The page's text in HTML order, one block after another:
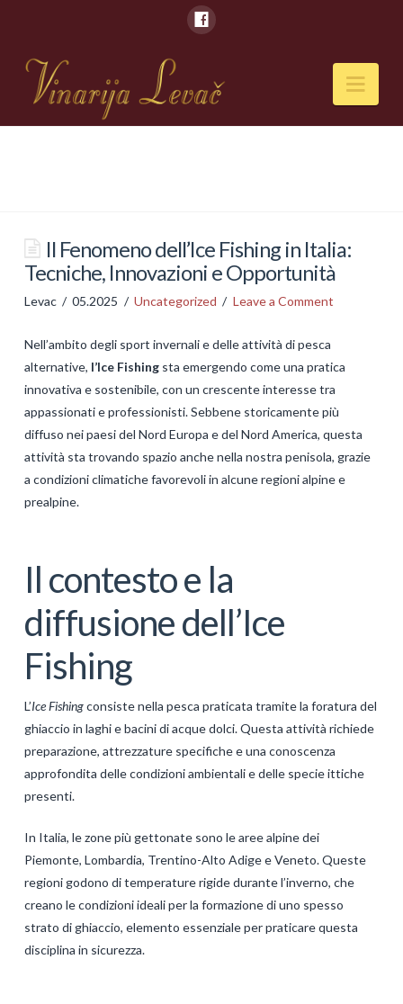
VESTI
PIĆA
Vina
GALERIJA
KONTAKT
Il Fenomeno dell’Ice Fishing in Italia:
Tecniche, Innovazioni e Opportunità
Levac 05.2025 Uncategorized Leave a Comment
Nell’ambito degli sport invernali e delle attività di pesca
alternative, l’Ice Fishingsta emergendo come una pratica
innovativa e sostenibile, con un crescente interesse tra
appassionati e professionisti. Sebbene storicamente più
diffuso nei paesi del Nord Europa e del Nord America, questa
attività sta trovando spazio anche nella nostra penisola, grazie
a condizioni climatiche favorevoli in alcune regioni alpine e
prealpine.
Il contesto e la
diffusione dell’Ice
Fishing
L’Ice Fishingconsiste nella pesca praticata tramite la foratura del
ghiaccio in laghi e bacini di acque dolci. Questa attività richiede
preparazione, attrezzature specifiche e una conoscenza
approfondita delle condizioni ambientali e delle specie ittiche
presenti.
In Italia, le zone più gettonate sono le aree alpine dei
Piemonte, Lombardia, Trentino-Alto Adige e Veneto. Queste
regioni godono di temperature rigide durante l’inverno, che
creano le condizioni ideali per la formazione di uno spesso
strato di ghiaccio, elemento essenziale per praticare questa
disciplina in sicurezza.